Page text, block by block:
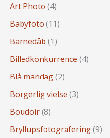
Art Photo (4)
Babyfoto (11)
Barnedåb (1)
Billedkonkurrence (4)
Blå mandag(2)
Borgerlig vielse (3)
Boudoir(8)
Bryllupsfotografering(9)